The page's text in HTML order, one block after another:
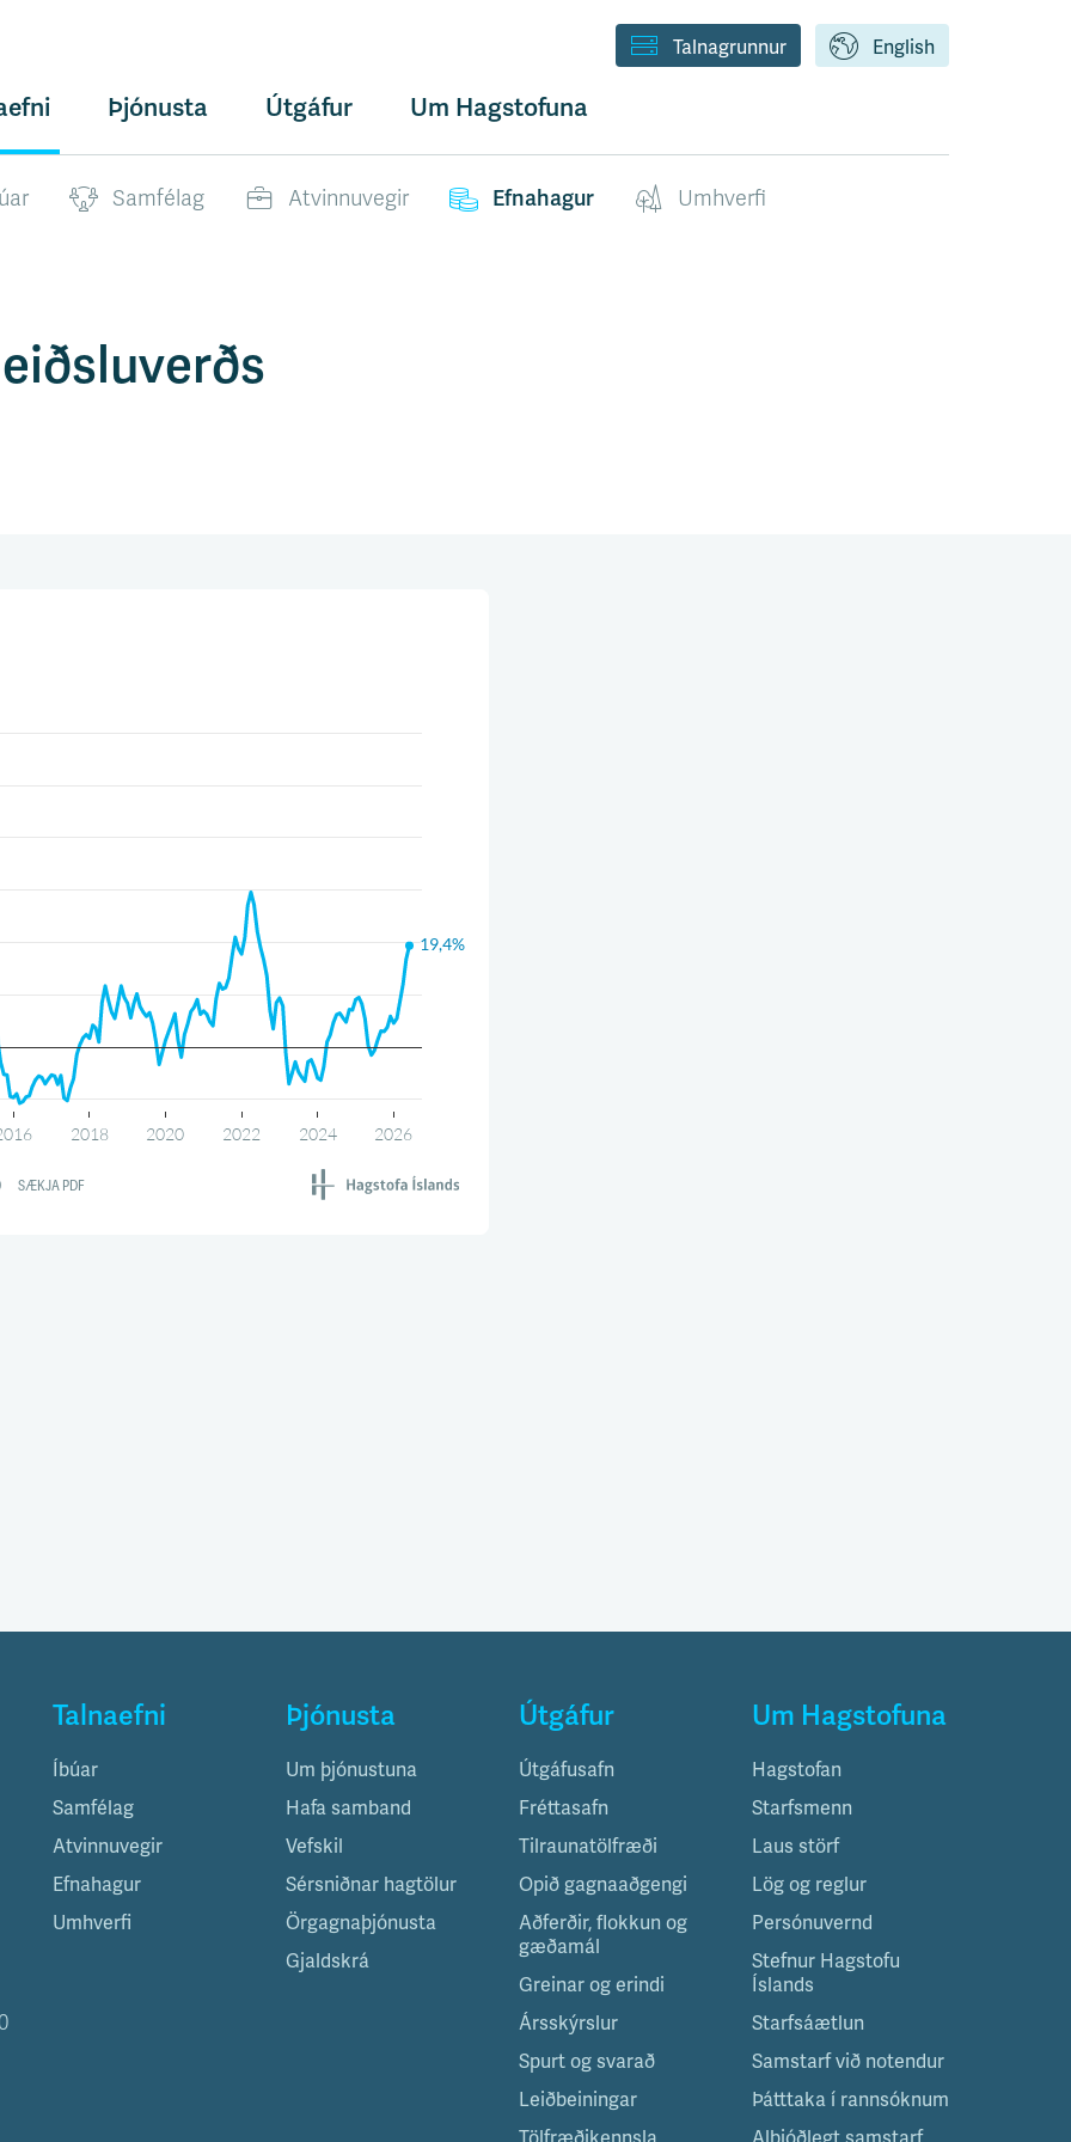
English
Talnagrunnur
Þjónusta Útgáfur Um Hagstofuna
Samfélag Atvinnuvegir Efnahagur Umhverfi
Talnaefni
Íbúar
Samfélag
Atvinnuvegir
Efnahagur
Umhverfi
Þjónusta
Um þjónustuna
Hafa samband
Vefskil
Sérsniðnar hagtölur
Örgagnaþjónusta
Gjaldskrá
Útgáfur
Útgáfusafn
Fréttasafn
Tilraunatölfræði
Opið gagnaaðgengi
Aðferðir, flokkun og
gæðamál
Greinar og erindi
Ársskýrslur
Spurt og svarað
Leiðbeiningar
Um Hagstofuna
Hagstofan
Starfsmenn
Laus störf
Lög og reglur
Persónuvernd
Stefnur Hagstofu
Íslands
Starfsáætlun
Samstarf við notendur
Þátttaka í rannsóknum